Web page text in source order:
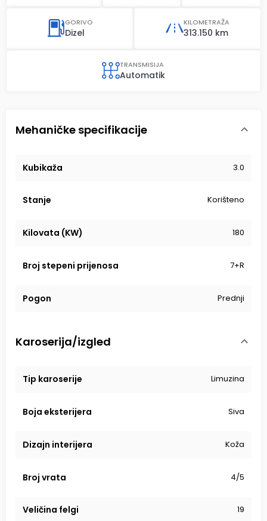
GORIVO
Dizel
KILOMETRAŽA
313.150 km
TRANSMISIJA
Automatik
Mehaničke specifikacije
Kubikaža 3.0
Stanje Korišteno
Kilovata (KW) 180
Broj stepeni prijenosa 7+R
Pogon Prednji
Karoserija/izgled
Tip karoserije Limuzina
Boja eksterijera Siva
Dizajn interijera Koža
Broj vrata 4/5
Veličina felgi 19